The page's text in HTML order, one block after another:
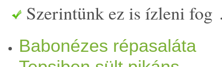
Szerintünk ez is ízleni
Babonézes répasaláta